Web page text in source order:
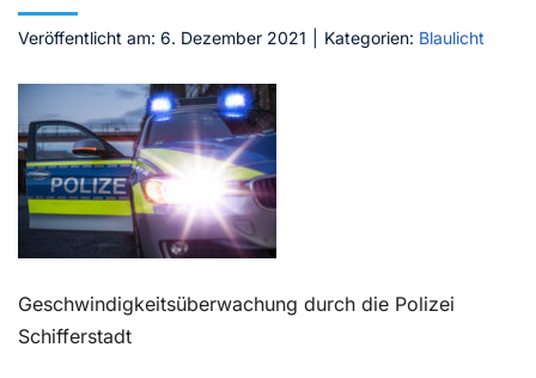
Jetzt abonnieren
Veröffentlicht am: 6. Dezember 2021 Kategorien: Blaulicht
Geschwindigkeitsüberwachung durch die Polizei
Schifferstadt